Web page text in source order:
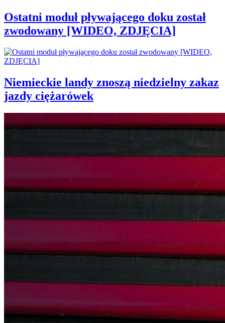
Ostatni moduł pływającego doku został
zwodowany [WIDEO, ZDJĘCIA]
Niemieckie landy znoszą niedzielny zakaz
jazdy ciężarówek